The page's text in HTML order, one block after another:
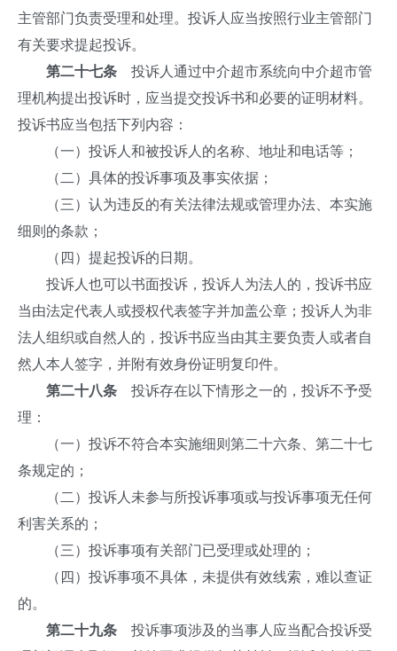
主管部门负责受理和处理。投诉人应当按照行业主管部门
有关要求提起投诉。
第二十七条 投诉人通过中介超市系统向中介超市管
理机构提出投诉时，应当提交投诉书和必要的证明材料。
投诉书应当包括下列内容：
（一）投诉人和被投诉人的名称、地址和电话等；
（二）具体的投诉事项及事实依据；
（三）认为违反的有关法律法规或管理办法、本实施
细则的条款；
（四）提起投诉的日期。
投诉人也可以书面投诉，投诉人为法人的，投诉书应
当由法定代表人或授权代表签字并加盖公章；投诉人为非
法人组织或自然人的，投诉书应当由其主要负责人或者自
然人本人签字，并附有效身份证明复印件。
第二十八条 投诉存在以下情形之一的，投诉不予受
理：
（一）投诉不符合本实施细则第二十六条、第二十七
条规定的；
（二）投诉人未参与所投诉事项或与投诉事项无任何
利害关系的；
（三）投诉事项有关部门已受理或处理的；
（四）投诉事项不具体，未提供有效线索，难以查证
的。
第二十九条 投诉事项涉及的当事人应当配合投诉受